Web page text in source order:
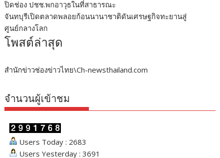
ปิดช่อง ปชช.พกอาวุธในที่สาธารณะ
จันทบุรีเปิดตลาดพลอยก้อนนานาชาติดันเศรษฐกิจทะยานสู่
ศูนย์กลางโลก
โพสต์ล่าสุด
สำนักข่าวช่องข่าวไทย\Ch-newsthailand.com
จำนวนผู้เข้าชม
Users Today : 2683
Users Yesterday : 3691